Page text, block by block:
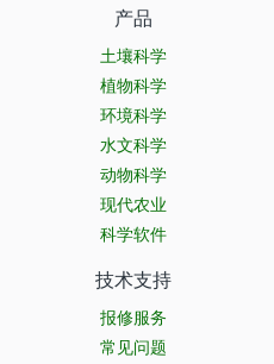
产品
土壤科学
植物科学
环境科学
水文科学
动物科学
现代农业
科学软件
技术支持
报修服务
常见问题